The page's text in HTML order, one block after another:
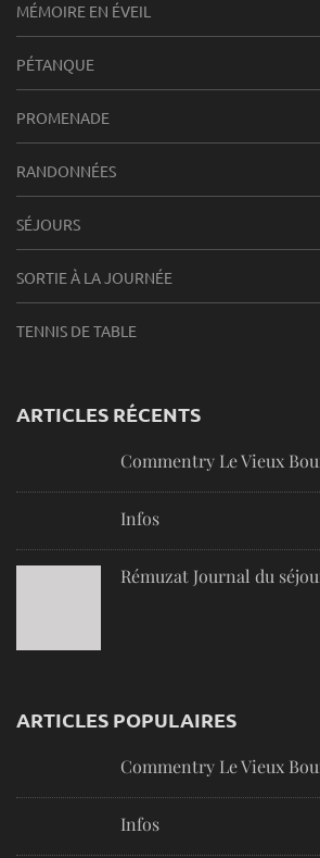
MÉMOIRE EN ÉVEIL
PÉTANQUE
PROMENADE
RANDONNÉES
SÉJOURS
SORTIE À LA JOURNÉE
TENNIS DE TABLE
ARTICLES RÉCENTS
Commentry Le Vieux
Infos
Rémuzat Journal du
ARTICLES POPULAIRES
Commentry Le Vieux
Infos